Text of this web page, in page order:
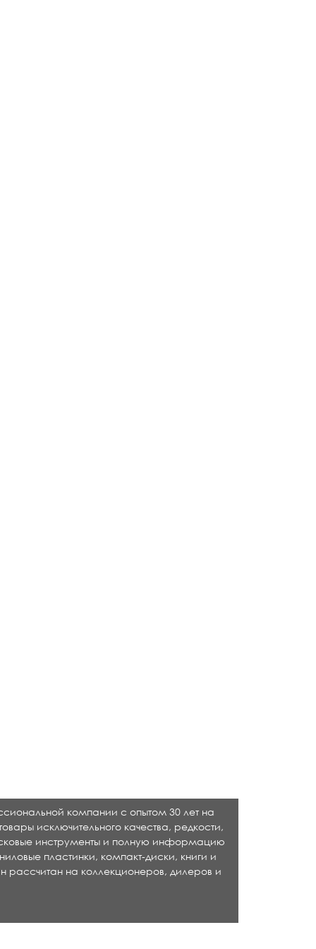
компании с опытом 30 лет на
исключительного качества, редкости,
инструменты и полную информацию
пластинки, компакт-диски, книги и
рассчитан на коллекционеров, дилеров и